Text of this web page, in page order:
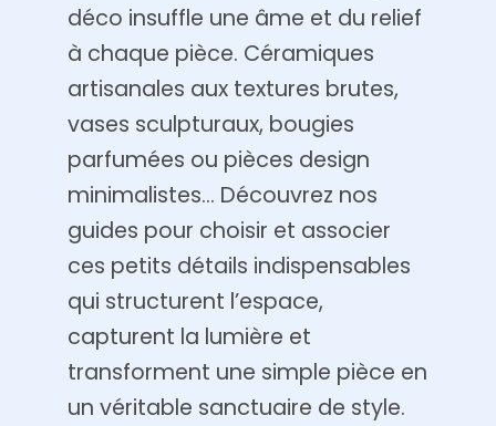
déco insuffle une âme et du relief
à chaque pièce. Céramiques
artisanales aux textures brutes,
vases sculpturaux, bougies
parfumées ou pièces design
minimalistes… Découvrez nos
guides pour choisir et associer
ces petits détails indispensables
qui structurent l’espace,
capturent la lumière et
transforment une simple pièce en
un véritable sanctuaire de style.